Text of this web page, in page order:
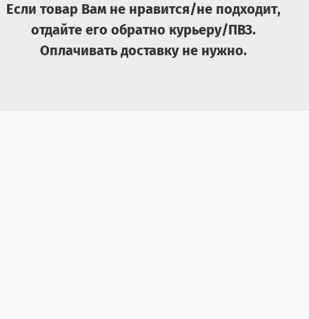
Если товар Вам не нравится/не подходит,
отдайте его обратно курьеру/ПВЗ.
Оплачивать доставку не нужно.